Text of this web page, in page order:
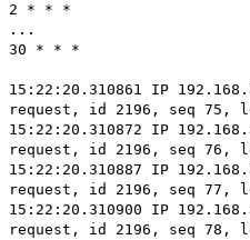
2 * * *
...
30 * * *
15:22:20.310861 IP
request, id 2196, seq 75,
15:22:20.310872 IP
request, id 2196, seq 76,
15:22:20.310887 IP
request, id 2196, seq 77,
15:22:20.310900 IP
request, id 2196, seq 78,